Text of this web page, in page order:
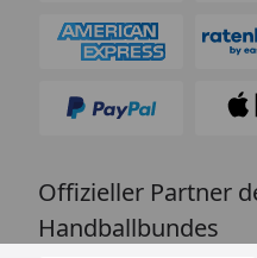
Offizieller Partner
Handballbundes